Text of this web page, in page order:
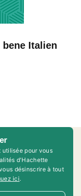
Italien
utilisée pour vous
d'Hachette
désinscrire à tout
ici.